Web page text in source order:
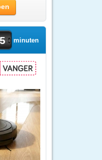
minuten